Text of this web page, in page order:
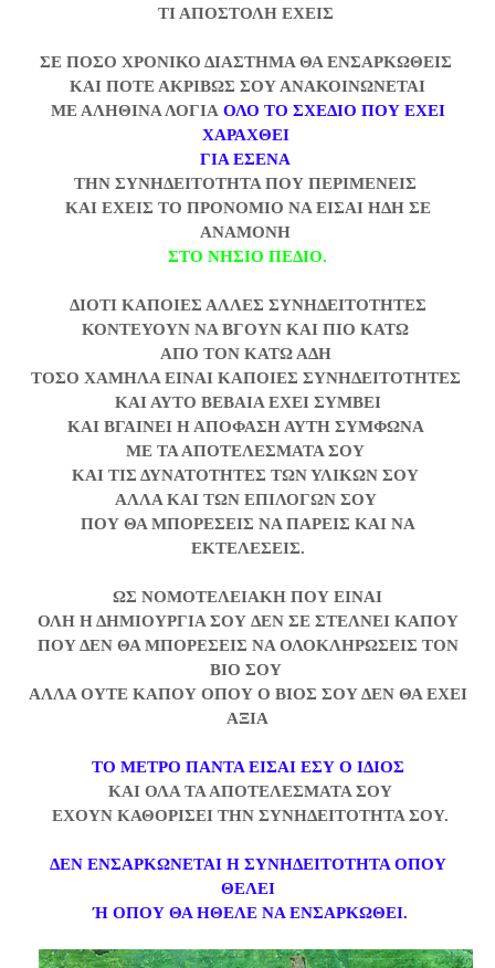
ΤΙ ΑΠΟΣΤΟΛΗ ΕΧΕΙΣ
ΣΕ ΠΟΣΟ ΧΡΟΝΙΚΟ ΔΙΑΣΤΗΜΑ ΘΑ ΕΝΣΑΡΚΩΘΕΙΣ
ΚΑΙ ΠΟΤΕ ΑΚΡΙΒΩΣ ΣΟΥ ΑΝΑΚΟΙΝΩΝΕΤΑΙ
ΜΕ ΑΛΗΘΙΝΑ ΛΟΓΙΑ ΟΛΟ ΤΟ ΣΧΕΔΙΟ ΠΟΥ ΕΧΕΙ
ΧΑΡΑΧΘΕΙ
ΓΙΑ ΕΣΕΝΑ
ΤΗΝ ΣΥΝΗΔΕΙΤΟΤΗΤΑ ΠΟΥ ΠΕΡΙΜΕΝΕΙΣ
ΚΑΙ ΕΧΕΙΣ ΤΟ ΠΡΟΝΟΜΙΟ ΝΑ ΕΙΣΑΙ ΗΔΗ ΣΕ
ΑΝΑΜΟΝΗ
ΣΤΟ ΝΗΣΙΟ ΠΕΔΙΟ.
ΔΙΟΤΙ ΚΑΠΟΙΕΣ ΑΛΛΕΣ ΣΥΝΗΔΕΙΤΟΤΗΤΕΣ
ΚΟΝΤΕΥΟΥΝ ΝΑ ΒΓΟΥΝ ΚΑΙ ΠΙΟ ΚΑΤΩ
ΑΠΟ ΤΟΝ ΚΑΤΩ ΑΔΗ
ΤΟΣΟ ΧΑΜΗΛΑ ΕΙΝΑΙ ΚΑΠΟΙΕΣ ΣΥΝΗΔΕΙΤΟΤΗΤΕΣ
ΚΑΙ ΑΥΤΟ ΒΕΒΑΙΑ ΕΧΕΙ ΣΥΜΒΕΙ
ΚΑΙ ΒΓΑΙΝΕΙ Η ΑΠΟΦΑΣΗ ΑΥΤΗ ΣΥΜΦΩΝΑ
ΜΕ ΤΑ ΑΠΟΤΕΛΕΣΜΑΤΑ ΣΟΥ
ΚΑΙ ΤΙΣ ΔΥΝΑΤΟΤΗΤΕΣ ΤΩΝ ΥΛΙΚΩΝ ΣΟΥ
ΑΛΛΑ ΚΑΙ ΤΩΝ ΕΠΙΛΟΓΩΝ ΣΟΥ
ΠΟΥ ΘΑ ΜΠΟΡΕΣΕΙΣ ΝΑ ΠΑΡΕΙΣ ΚΑΙ ΝΑ
ΕΚΤΕΛΕΣΕΙΣ.
ΩΣ ΝΟΜΟΤΕΛΕΙΑΚΗ ΠΟΥ ΕΙΝΑΙ
ΟΛΗ Η ΔΗΜΙΟΥΡΓΙΑ ΣΟΥ ΔΕΝ ΣΕ ΣΤΕΛΝΕΙ ΚΑΠΟΥ
ΠΟΥ ΔΕΝ ΘΑ ΜΠΟΡΕΣΕΙΣ ΝΑ ΟΛΟΚΛΗΡΩΣΕΙΣ ΤΟΝ
ΒΙΟ ΣΟΥ
ΑΛΛΑ ΟΥΤΕ ΚΑΠΟΥ ΟΠΟΥ Ο ΒΙΟΣ ΣΟΥ ΔΕΝ ΘΑ ΕΧΕΙ
ΑΞΙΑ
ΤΟ ΜΕΤΡΟ ΠΑΝΤΑ ΕΙΣΑΙ ΕΣΥ Ο ΙΔΙΟΣ
ΚΑΙ ΟΛΑ ΤΑ ΑΠΟΤΕΛΕΣΜΑΤΑ ΣΟΥ
ΕΧΟΥΝ ΚΑΘΟΡΙΣΕΙ ΤΗΝ ΣΥΝΗΔΕΙΤΟΤΗΤΑ ΣΟΥ.
ΔΕΝ ΕΝΣΑΡΚΩΝΕΤΑΙ Η ΣΥΝΗΔΕΙΤΟΤΗΤΑ ΟΠΟΥ
ΘΕΛΕΙ
Ή ΟΠΟΥ ΘΑ ΗΘΕΛΕ ΝΑ ΕΝΣΑΡΚΩΘΕΙ.